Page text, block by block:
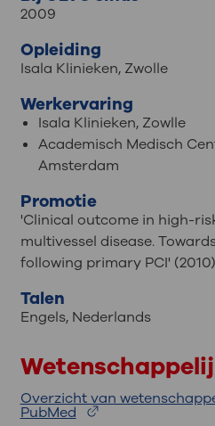
2009
Opleiding
Isala Klinieken, Zwolle
Werkervaring
Isala Klinieken, Zowlle
Academisch Medisch
Amsterdam
Promotie
'Clinical outcome in high-
multivessel disease.
following primary PCI' (2010)
Talen
Engels,Nederlands
Overzicht van
PubMed